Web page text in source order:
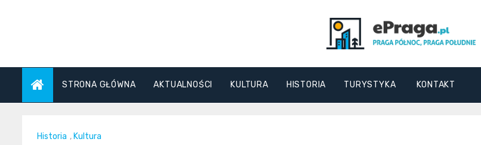
ePraga.pl
STRONA GŁÓWNA AKTUALNOŚCI KULTURA HISTORIA TURYSTYKA KONTAKT
Historia , Kultura